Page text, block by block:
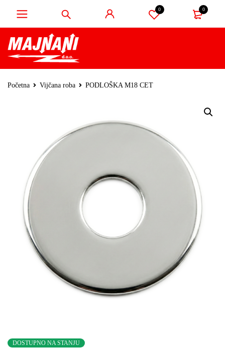
0 0
Početna Vijčana roba PODLOŠKA M18 CET
DOSTUPNO NA STANJU